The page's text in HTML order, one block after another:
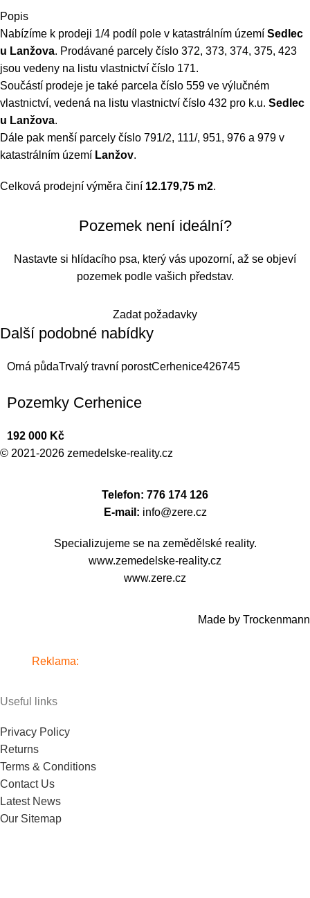
Popis
Nabízíme k prodeji 1/4 podíl pole v katastrálním území Sedlec
u Lanžova. Prodávané parcely číslo 372, 373, 374, 375, 423
jsou vedeny na listu vlastnictví číslo 171.
Součástí prodeje je také parcela číslo 559 ve výlučném
vlastnictví, vedená na listu vlastnictví číslo 432 pro k.u. Sedlec
u Lanžova.
Dále pak menší parcely číslo 791/2, 111/, 951, 976 a 979 v
katastrálním území Lanžov.
Celková prodejní výměra činí 12.179,75 m2.
Specializujeme se na zprostředkování prodeje zemědělských a
komerčních nemovitostí. Prohlédněte si naši kompletní
nabídku, nebo nás kontaktujte přímo – rádi pomůžeme s
Pozemek není ideální?
Nastavte si hlídacího psa, který vás upozorní, až se objeví
pozemek podle vašich představ.
Zadat požadavky
Další podobné nabídky
Orná půdaTrvalý travní porostCerhenice426745
Pozemky Cerhenice
192 000 Kč
© 2021-2026 zemedelske-reality.cz
Telefon: 776 174 126
E-mail: info@zere.cz
Specializujeme se na zemědělské reality.
www.zemedelske-reality.cz
www.zere.cz
Made by Trockenmann
Reklama:
Useful links
Privacy Policy
Returns
Terms & Conditions
Contact Us
Latest News
Our Sitemap